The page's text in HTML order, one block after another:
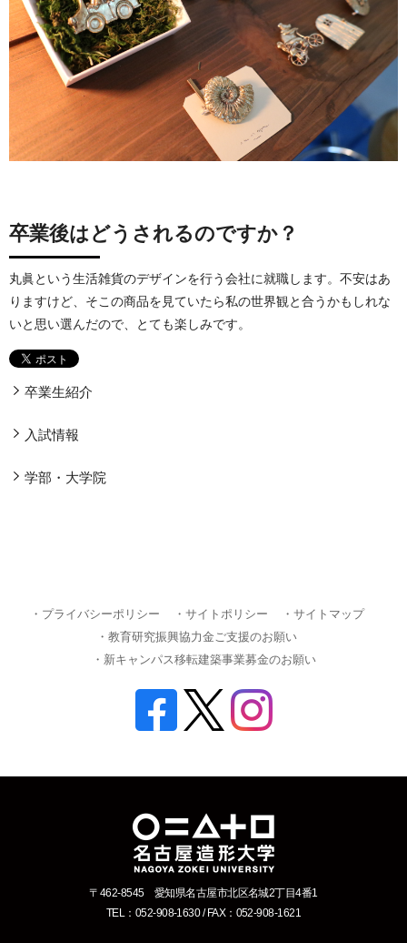
卒業後はどうされるのですか？
丸眞という生活雑貨のデザインを行う会社に就職します。不安はあ
りますけど、そこの商品を見ていたら私の世界観と合うかもしれな
いと思い選んだので、とても楽しみです。
卒業生紹介
入試情報
学部・大学院
・プライバシーポリシー ・サイトポリシー
・サイトマップ
・教育研究振興協力金ご支援のお願い
・新キャンパス移転建築事業募金のお願い
〒462-8545 愛知県名古屋市北区名城2丁目4番1
TEL：052-908-1630 / FAX：052-908-1621